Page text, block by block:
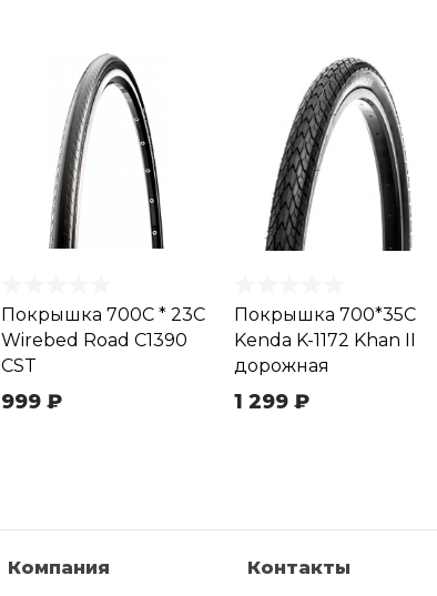
Покрышка 700C * 23C
Wirebed Road C1390
CST
999 ₽
Покрышка 700*35C
Kenda K-1172 Khan II
дорожная
1 299 ₽
Компания Контакты